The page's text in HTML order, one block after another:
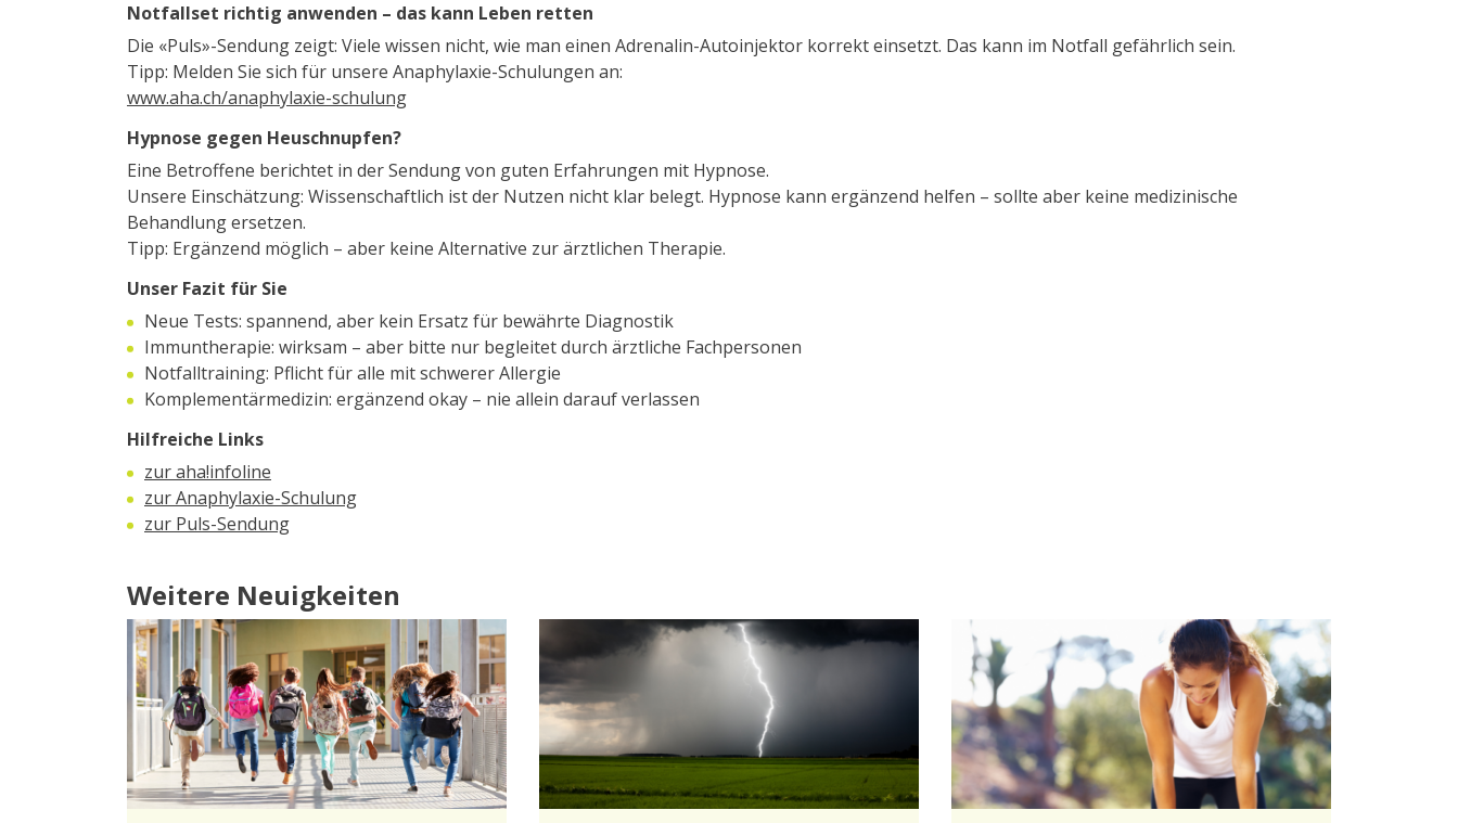
Notfallset richtig anwenden – das kann Leben retten
Die «Puls»-Sendung zeigt: Viele wissen nicht, wie man einen Adrenalin-Autoinjektor korrekt einsetzt. Das kann im Notfall gefährlich sein.
Tipp: Melden Sie sich für unsere Anaphylaxie-Schulungen an:
www.aha.ch/anaphylaxie-schulung
Hypnose gegen Heuschnupfen?
Eine Betroffene berichtet in der Sendung von guten Erfahrungen mit Hypnose.
Unsere Einschätzung: Wissenschaftlich ist der Nutzen nicht klar belegt. Hypnose kann ergänzend helfen – sollte aber keine medizinische
Behandlung ersetzen.
Tipp: Ergänzend möglich – aber keine Alternative zur ärztlichen Therapie.
Unser Fazit für Sie
Neue Tests: spannend, aber kein Ersatz für bewährte Diagnostik
Immuntherapie: wirksam – aber bitte nur begleitet durch ärztliche Fachpersonen
Notfalltraining: Pflicht für alle mit schwerer Allergie
Komplementärmedizin: ergänzend okay – nie allein darauf verlassen
Hilfreiche Links
zur aha!infoline
zur Anaphylaxie-Schulung
zur Puls-Sendung
Weitere Neuigkeiten